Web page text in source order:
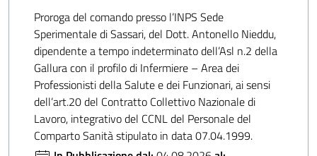
Proroga del comando presso l’INPS Sede
Sperimentale di Sassari, del Dott. Antonello Nieddu,
dipendente a tempo indeterminato dell’Asl n.2 della
Gallura con il profilo di Infermiere – Area dei
Professionisti della Salute e dei Funzionari, ai sensi
dell’art.20 del Contratto Collettivo Nazionale di
Lavoro, integrativo del CCNL del Personale del
Comparto Sanità stipulato in data 07.04.1999.